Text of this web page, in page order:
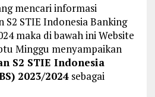
mencari informasi
STIE Indonesia Banking
maka di bawah ini Website
Minggu menyampaikan
S2 STIE Indonesia
2023/2024sebagai